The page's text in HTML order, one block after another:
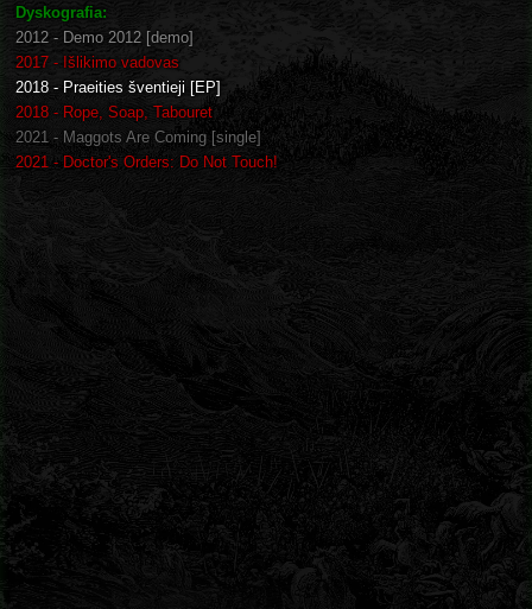
Dyskografia:
2012 - Demo 2012 [demo]
2017 - Išlikimo vadovas
2018 - Praeities šventieji [EP]
2018 - Rope, Soap, Tabouret
2021 - Maggots Are Coming [single]
2021 - Doctor's Orders: Do Not Touch!